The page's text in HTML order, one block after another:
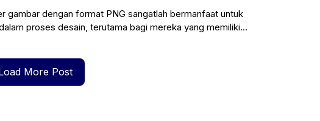
gambar dengan format PNG sangatlah bermanfaat untuk
proses desain, terutama bagi mereka yang memiliki
More Post